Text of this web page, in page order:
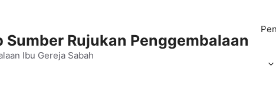
Sumber Rujukan Penggembalaan
Ibu Gereja Sabah